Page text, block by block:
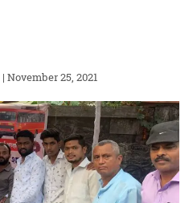
| November 25, 2021